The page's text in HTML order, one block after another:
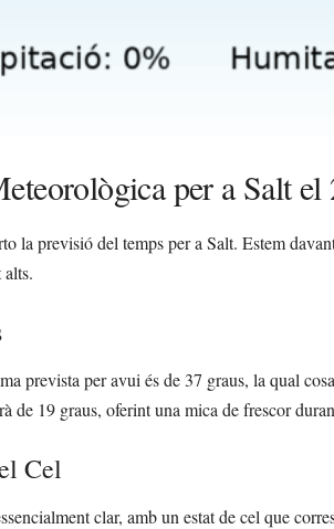
per a Salt
la previsió del temps per a Salt. Estem
prevista per avui és de 37 graus, la qual
de 19 graus, oferint una mica de frescor
Cel
clar, amb un estat de cel que